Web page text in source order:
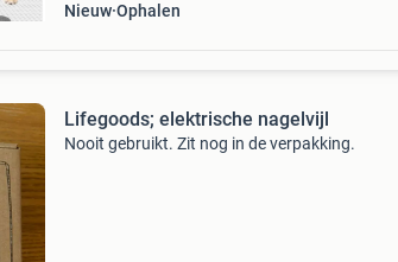
Nieuw Ophalen
Lifegoods; elektrische nagelvijl
Nooit gebruikt. Zit nog in de verpakking.